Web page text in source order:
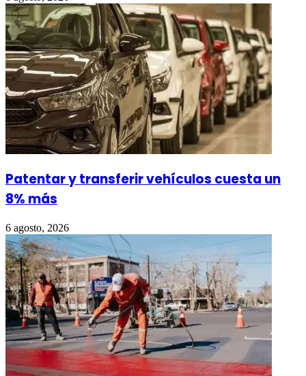
Patentar y transferir vehículos cuesta un
8% más
6 agosto, 2026